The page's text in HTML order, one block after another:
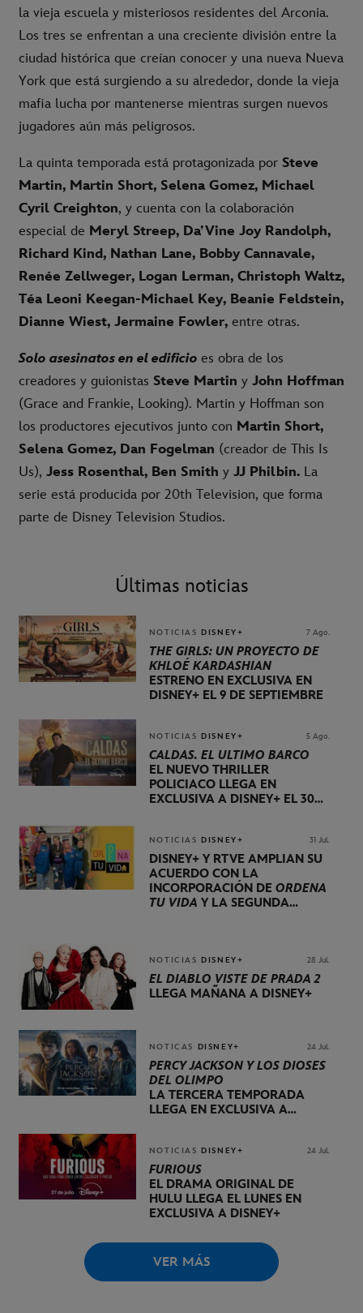
la vieja escuela y misteriosos residentes del Arconia.
Los tres se enfrentan a una creciente división entre la
ciudad histórica que creían conocer y una nueva Nueva
York que está surgiendo a su alrededor, donde la vieja
mafia lucha por mantenerse mientras surgen nuevos
jugadores aún más peligrosos.
La quinta temporada está protagonizada por Steve
Martin, Martin Short, Selena Gomez, Michael
Cyril Creighton, y cuenta con la colaboración
especial de Meryl Streep, Da’Vine Joy Randolph,
Richard Kind, Nathan Lane, Bobby Cannavale,
Renée Zellweger, Logan Lerman, Christoph Waltz,
Téa Leoni Keegan-Michael Key, Beanie Feldstein,
Dianne Wiest, Jermaine Fowler, entre otras.
Solo asesinatos en el edificio es obra de los
creadores y guionistas Steve Martin y John Hoffman
(Grace and Frankie, Looking). Martin y Hoffman son
los productores ejecutivos junto con Martin Short,
Selena Gomez, Dan Fogelman (creador de This Is
Us), Jess Rosenthal, Ben Smith y JJ Philbin. La
serie está producida por 20th Television, que forma
parte de Disney Television Studios.
Últimas noticias
NOTICIAS DISNEY+ 7 Ago.
THE GIRLS: UN PROYECTO DE
KHLOÉ KARDASHIAN
ESTRENO EN EXCLUSIVA EN
DISNEY+ EL 9 DE SEPTIEMBRE
NOTICIAS DISNEY+ 5 Ago.
CALDAS. EL ÚLTIMO BARCO
EL NUEVO THRILLER
POLICIACO LLEGA EN
EXCLUSIVA A DISNEY+ EL 30
NOTICIAS DISNEY+ 31 Jul.
DISNEY+ Y RTVE AMPLÍAN SU
ACUERDO CON LA
INCORPORACIÓN DE ORDENA
TU VIDA Y LA SEGUNDA
NOTICIAS DISNEY+ 28 Jul.
EL DIABLO VISTE DE PRADA 2
LLEGA MAÑANA A DISNEY+
NOTICAS DISNEY+ 24 Jul.
PERCY JACKSON Y LOS DIOSES
DEL OLIMPO
LA TERCERA TEMPORADA
LLEGA EN EXCLUSIVA A
NOTICIAS DISNEY+ 24 Jul.
FURIOUS
EL DRAMA ORIGINAL DE
HULU LLEGA EL LUNES EN
EXCLUSIVA A DISNEY+
VER MÁS